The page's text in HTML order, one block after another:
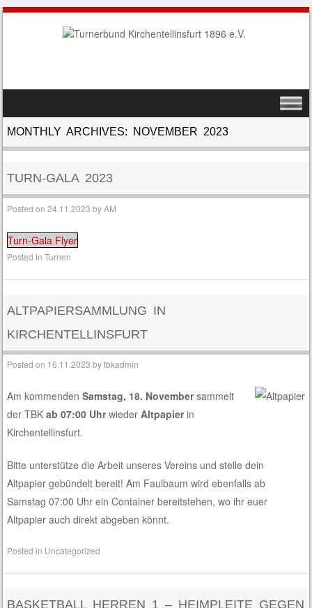
MENU
MONTHLY ARCHIVES: NOVEMBER 2023
TURN-GALA 2023
Posted on24.11.2023 byAM
Turn-Gala Flyer
Posted inTurnen
ALTPAPIERSAMMLUNG IN
KIRCHENTELLINSFURT
Posted on 16.11.2023 bytbkadmin
Am kommendenSamstag, 18. Novembersammelt
der TBKab 07:00 UhrwiederAltpapierin
Kirchentellinsfurt.
Bitte unterstütze die Arbeit unseres Vereins und stelle dein
Altpapier gebündelt bereit! Am Faulbaum wird ebenfalls ab
Samstag 07:00 Uhr ein Container bereitstehen, wo ihr euer
Altpapier auch direkt abgeben könnt.
Posted in Uncategorized
BASKETBALL HERREN 1 – HEIMPLEITE GEGEN